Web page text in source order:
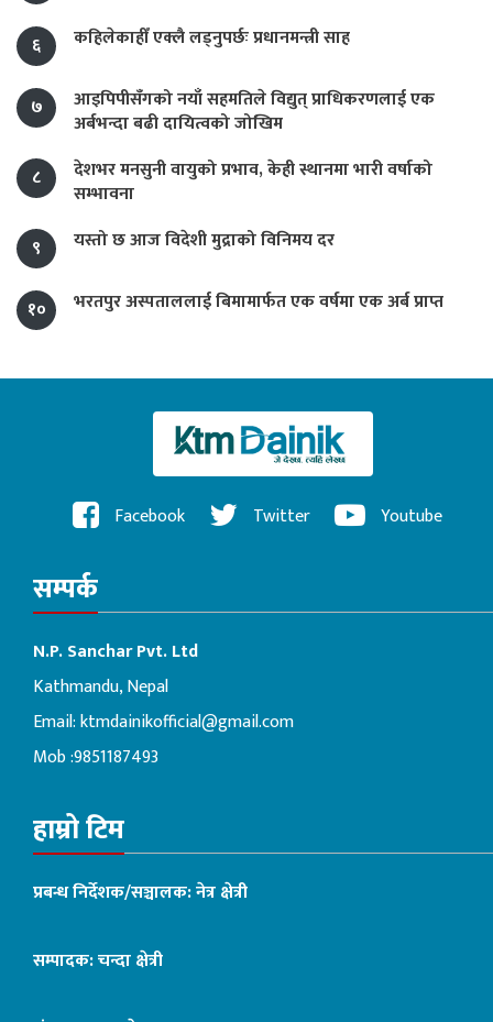
६ कहिलेकाहीँ एक्लै लड्नुपर्छः प्रधानमन्त्री साह
७
आइपिपीसँगको नयाँ सहमतिले विद्युत् प्राधिकरणलाई एक
अर्बभन्दा बढी दायित्वको जोखिम
८
देशभर मनसुनी वायुको प्रभाव, केही स्थानमा भारी वर्षाको
सम्भावना
९
यस्तो छ आज विदेशी मुद्राको विनिमय दर
१० भरतपुर अस्पताललाई बिमामार्फत एक वर्षमा एक अर्ब प्राप्त
Facebook Twitter Youtube
सम्पर्क
N.P. Sanchar Pvt. Ltd
Kathmandu, Nepal
Email:ktmdainikofficial@gmail.com
Mob :9851187493
हाम्रो टिम
प्रबन्ध निर्देशक/सञ्चालक: नेत्र क्षेत्री
सम्पादक: चन्दा क्षेत्री